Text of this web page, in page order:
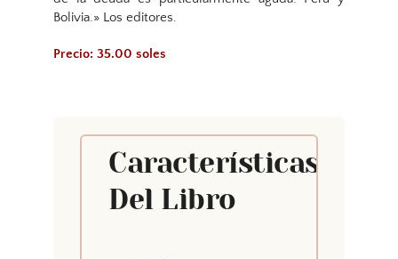
Bolivia.» Los editores.
Precio: 35.00 soles
Características
Del Libro